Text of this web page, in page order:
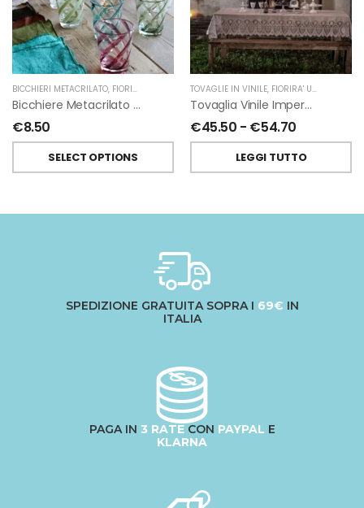
BICCHIERI METACRILATO, FIORIRA' UN GIARDINO
Bicchiere Metacrilato Trasparente Spirale Colorata Di Fiorirà Un Giardino
€8.50
SELECT OPTIONS
TOVAGLIE IN VINILE, FIORIRA' UN GIARDINO
Tovaglia Vinile Impermeabile Pizzo Colore Marrone Chiaro Di Fiorirà Un Giardino
€45.50 - €54.70
LEGGI TUTTO
SPEDIZIONE GRATUITA SOPRA I 69€ IN
ITALIA
PAGA IN 3 RATECON PAYPAL E
KLARNA